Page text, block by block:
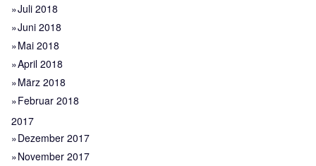
Juli 2018
Juni 2018
Mai 2018
April 2018
März 2018
Februar 2018
2017
Dezember 2017
November 2017